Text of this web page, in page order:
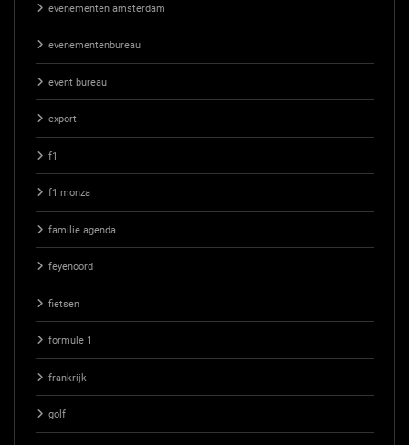
evenementen amsterdam
evenementenbureau
event bureau
export
f1
f1 monza
familie agenda
feyenoord
fietsen
formule 1
frankrijk
golf